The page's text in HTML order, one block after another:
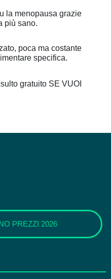
la menopausa grazie
più sano.
poca ma costante
specifica.
gratuito SE VUOI
PREZZI 2026